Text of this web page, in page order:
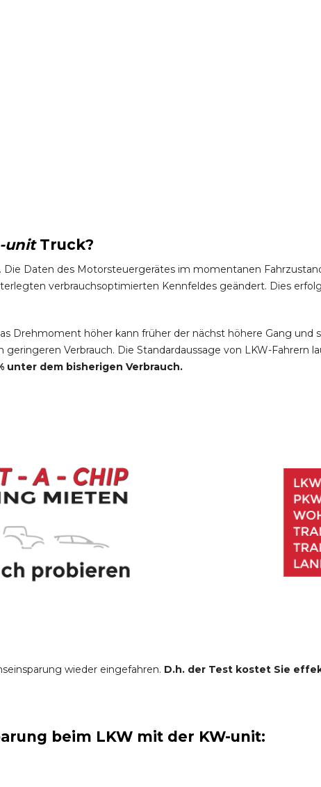
-unit Truck?
Daten des Motorsteuergerätes im momentanen
verbrauchsoptimierten Kennfeldes geändert. Dies
Drehmoment höher kann früher der nächst höhere Gang und
Verbrauch. Die Standardaussage von LKW-Fahrern
unter dem bisherigen Verbrauch.
wieder eingefahren. D.h. der Test kostet Sie
beim LKW mit der KW-unit: